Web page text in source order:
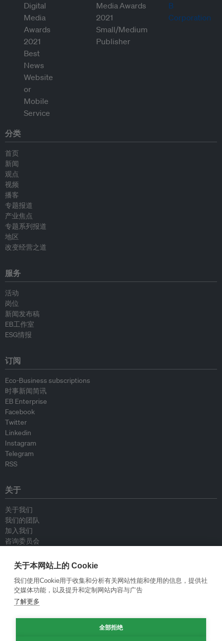
分类
首页
新闻
观点
视频
播客
专题报道
产业焦点
专题系列报道
地区
改变经营之道
服务
活动
岗位
新闻发布稿
EB工作室
ESG情报
订阅
Eco-Business subscriptions
时事新闻简讯
EB Enterprise
Facebook
Twitter
Linkedin
Instagram
Telegram
RSS
关于
关于我们
我们的团队
加入我们
咨询委员会
联系我们
政策
重新发布指南
专栏指南
关于本网站上的 Cookie
我们使用Cookie用于收集和分析有关网站性能和使用的信息，提供社
交媒体功能，以及提升和定制网站内容与广告
了解更多
全部拒绝